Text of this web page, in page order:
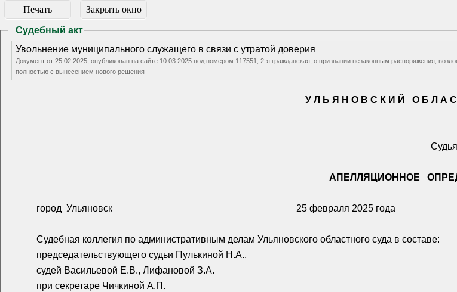
Печать Закрыть окно
Судебный акт
Увольнение муниципального служащего в связи с утратой доверия
Документ от 25.02.2025, опубликован на сайте 10.03.2025 под номером 117551, 2-я гражданская, о признании незаконным распоряжения,
полностью с вынесением нового решения
У Л Ь Я Н О В С К И Й О Б Л А
АПЕЛЛЯЦИОННОЕ
город Ульяновск 25 февраля 2025 года
Судебная коллегия по административным делам Ульяновского областного суда в составе:
председательствующего судьи Пулькиной Н.А.,
судей Васильевой Е.В., Лифановой З.А.
при секретаре Чичкиной А.П.